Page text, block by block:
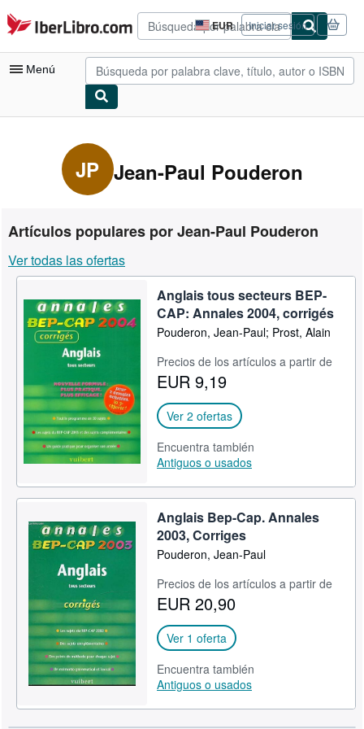
Pasar al contenido principal
IberLibro.com EUR
Preferencias
de
compra
del
Iniciar sesión
Menú
Consultar mis pedidos
Búsqueda avanzada
Libros antiguos
Arte y coleccionismo
Vendedores
Comenzar a vender
CERRAR
JP Jean-Paul Pouderon
Artículos populares por Jean-Paul Pouderon
Ver todas las ofertas
Anglais tous secteurs BEP-
CAP: Annales 2004, corrigés
Pouderon, Jean-Paul; Prost, Alain
Precios de los artículos a partir de
EUR 9,19
Ver 2 ofertas
Encuentra también
Antiguos o usados
Anglais Bep-Cap. Annales
2003, Corriges
Pouderon, Jean-Paul
Precios de los artículos a partir de
EUR 20,90
Ver 1 oferta
Encuentra también
Antiguos o usados